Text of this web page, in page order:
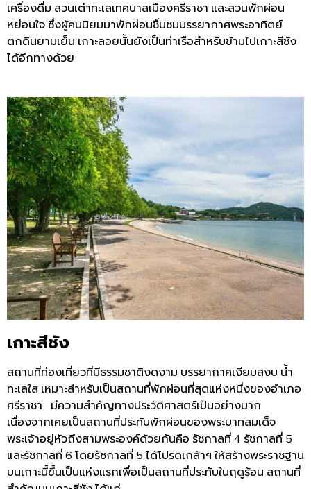
เครื่องดื่ม สวนเต่าทะเลเทศบาลเมืองศรีราชา และสวนพักผ่อน
หย่อนใจ ซึ่งผู้คนนิยมมาพักผ่อนชื่นชมบรรยากาศพระอาทิตย์
ตกดินยามเย็น เกาะลอยนั้นยังเป็นท่าเรือสำหรับข้ามไปเกาะสีชัง
ได้อีกทางด้วย
เกาะสีชัง
สถานที่ท่องเที่ยวที่มีธรรมชาติงดงาม บรรยากาศเงียบสงบ น้ำ
ทะเลใส เหมาะสำหรับเป็นสถานที่พักผ่อนที่สุดแห่งหนึ่งของอำเภอ
ศรีราชา
มีความสำคัญทางประวัติศาสตร์เป็นอย่างมาก
เนื่องจากเคยเป็นสถานที่ประทับพักผ่อนของพระบาทสมเด็จ
พระเจ้าอยู่หัวถึงสามพระองค์ด้วยกันคือ รัชกาลที่ 4 รัชกาลที่ 5
และรัชกาลที่ 6 โดยรัชกาลที่ 5 ได้โปรดเกล้าฯ ให้สร้างพระราชฐาน
บนเกาะนี้ขึ้นเป็นแห่งแรกเพื่อเป็นสถานที่ประทับในฤดูร้อน สถานที่